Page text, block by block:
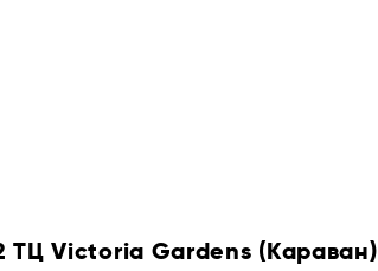
ТЦ Victoria Gardens (Караван)